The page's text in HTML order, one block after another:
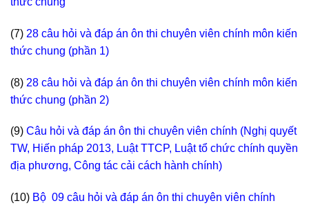
(7) 28 câu hỏi và đáp án ôn thi chuyên viên chính môn kiến
thức chung (phần 1)
(8) 28 câu hỏi và đáp án ôn thi chuyên viên chính môn kiến
thức chung (phần 2)
(9) Câu hỏi và đáp án ôn thi chuyên viên chính (Nghị quyết
TW, Hiến pháp 2013, Luật TTCP, Luật tổ chức chính quyền
địa phương, Công tác cải cách hành chính)
(10) Bộ 09 câu hỏi và đáp án ôn thi chuyên viên chính